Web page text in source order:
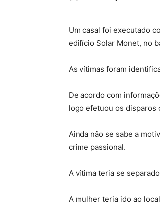
Um casal foi executado
edifício Solar Monet, no
As vítimas foram
De acordo com
logo efetuou os disparos
Ainda não se sabe a
crime passional.
A vítima teria se
A mulher teria ido ao